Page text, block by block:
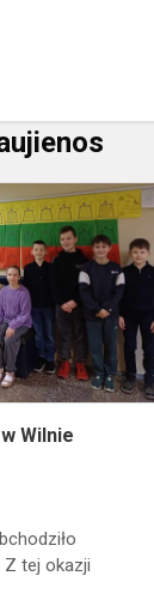
Wilnie
Z tej okazji